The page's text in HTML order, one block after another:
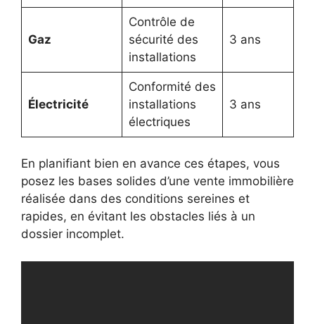
Gaz
Contrôle de
sécurité des
installations
3 ans
Électricité
Conformité des
installations
électriques
3 ans
En planifiant bien en avance ces étapes, vous
posez les bases solides d’une vente immobilière
réalisée dans des conditions sereines et
rapides, en évitant les obstacles liés à un
dossier incomplet.